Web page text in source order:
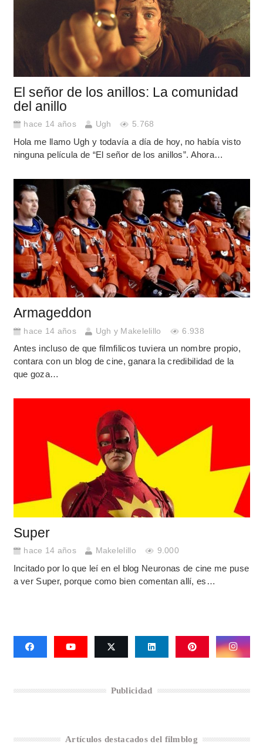
El señor de los anillos: La comunidad
del anillo
hace 14 años Ugh 5.768
Hola me llamo Ugh y todavía a día de hoy, no había visto
ninguna película de “El señor de los anillos”. Ahora…
Armageddon
hace 14 años Ugh y Makelelillo 6.938
Antes incluso de que filmfilicos tuviera un nombre propio,
contara con un blog de cine, ganara la credibilidad de la
que goza…
Super
hace 14 años Makelelillo 9.000
Incitado por lo que leí en el blog Neuronas de cine me puse
a ver Super, porque como bien comentan allí, es…
Publicidad
Artículos destacados del filmblog